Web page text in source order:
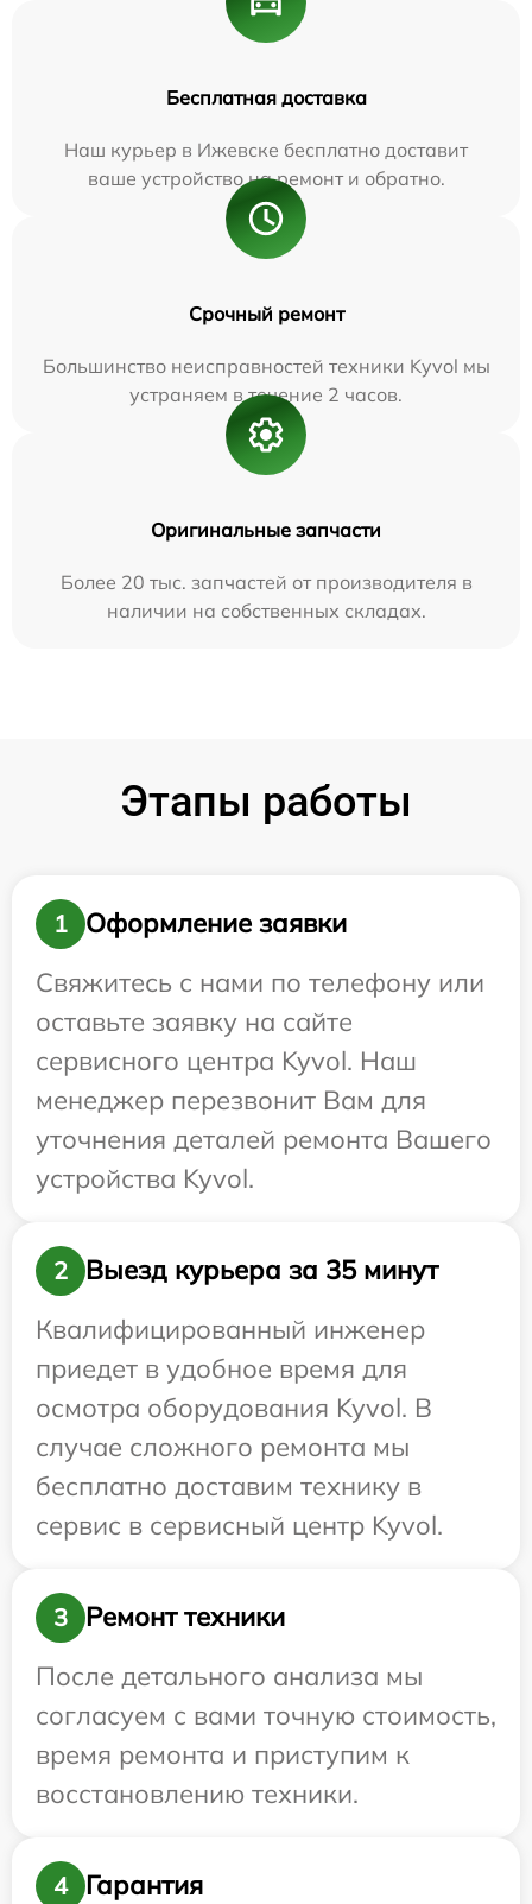
Бесплатная доставка
Наш курьер в Ижевске бесплатно доставит
ваше устройство на ремонт и обратно.
Срочный ремонт
Большинство неисправностей техники Kyvol мы
устраняем в течение 2 часов.
Оригинальные запчасти
Более 20 тыс. запчастей от производителя в
наличии на собственных складах.
Этапы работы
1
Оформление заявки
Свяжитесь с нами по телефону или
оставьте заявку на сайте
сервисного центра Kyvol. Наш
менеджер перезвонит Вам для
уточнения деталей ремонта Вашего
устройства Kyvol.
2
Выезд курьера за 35 минут
Квалифицированный инженер
приедет в удобное время для
осмотра оборудования Kyvol. В
случае сложного ремонта мы
бесплатно доставим технику в
сервис в сервисный центр Kyvol.
3
Ремонт техники
После детального анализа мы
согласуем с вами точную стоимость,
время ремонта и приступим к
восстановлению техники.
4 Гарантия